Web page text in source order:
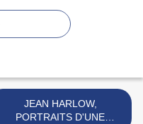
JEAN HARLOW,
PORTRAITS D'UNE